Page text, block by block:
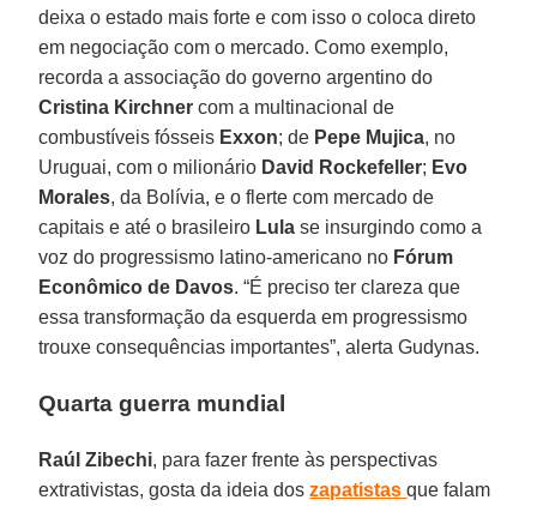
deixa o estado mais forte e com isso o coloca direto
em negociação com o mercado. Como exemplo,
recorda a associação do governo argentino do
Cristina Kirchner com a multinacional de
combustíveis fósseis Exxon; de Pepe Mujica, no
Uruguai, com o milionário David Rockefeller; Evo
Morales, da Bolívia, e o flerte com mercado de
capitais e até o brasileiro Lula se insurgindo como a
voz do progressismo latino-americano no Fórum
Econômico de Davos. “É preciso ter clareza que
essa transformação da esquerda em progressismo
trouxe consequências importantes”, alerta Gudynas.
Quarta guerra mundial
Raúl Zibechi, para fazer frente às perspectivas
extrativistas, gosta da ideia doszapatistas que falam